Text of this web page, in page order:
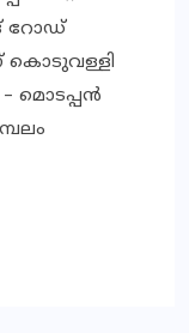
റോഡ്
കൊടുവള്ളി
മൊടപ്പന്‍